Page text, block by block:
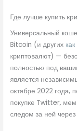
Где лучше купить
Универсальный
Bitcoin (и других
криптовалют) —
полностью под
является
октябре 2022 года,
покупке Twitter,
следом за ней через